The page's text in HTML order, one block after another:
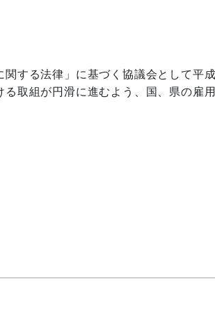
する法律」に基づく協議会として平
取組が円滑に進むよう、国、県の雇